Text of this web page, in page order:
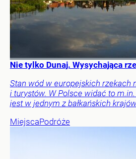
Nie tylko Dunaj. Wysychająca
Stan wód w europejskich rzekach
i turystów. W Polsce widać to m.in.
jest w jednym z bałkańskich
MiejscaPodróże